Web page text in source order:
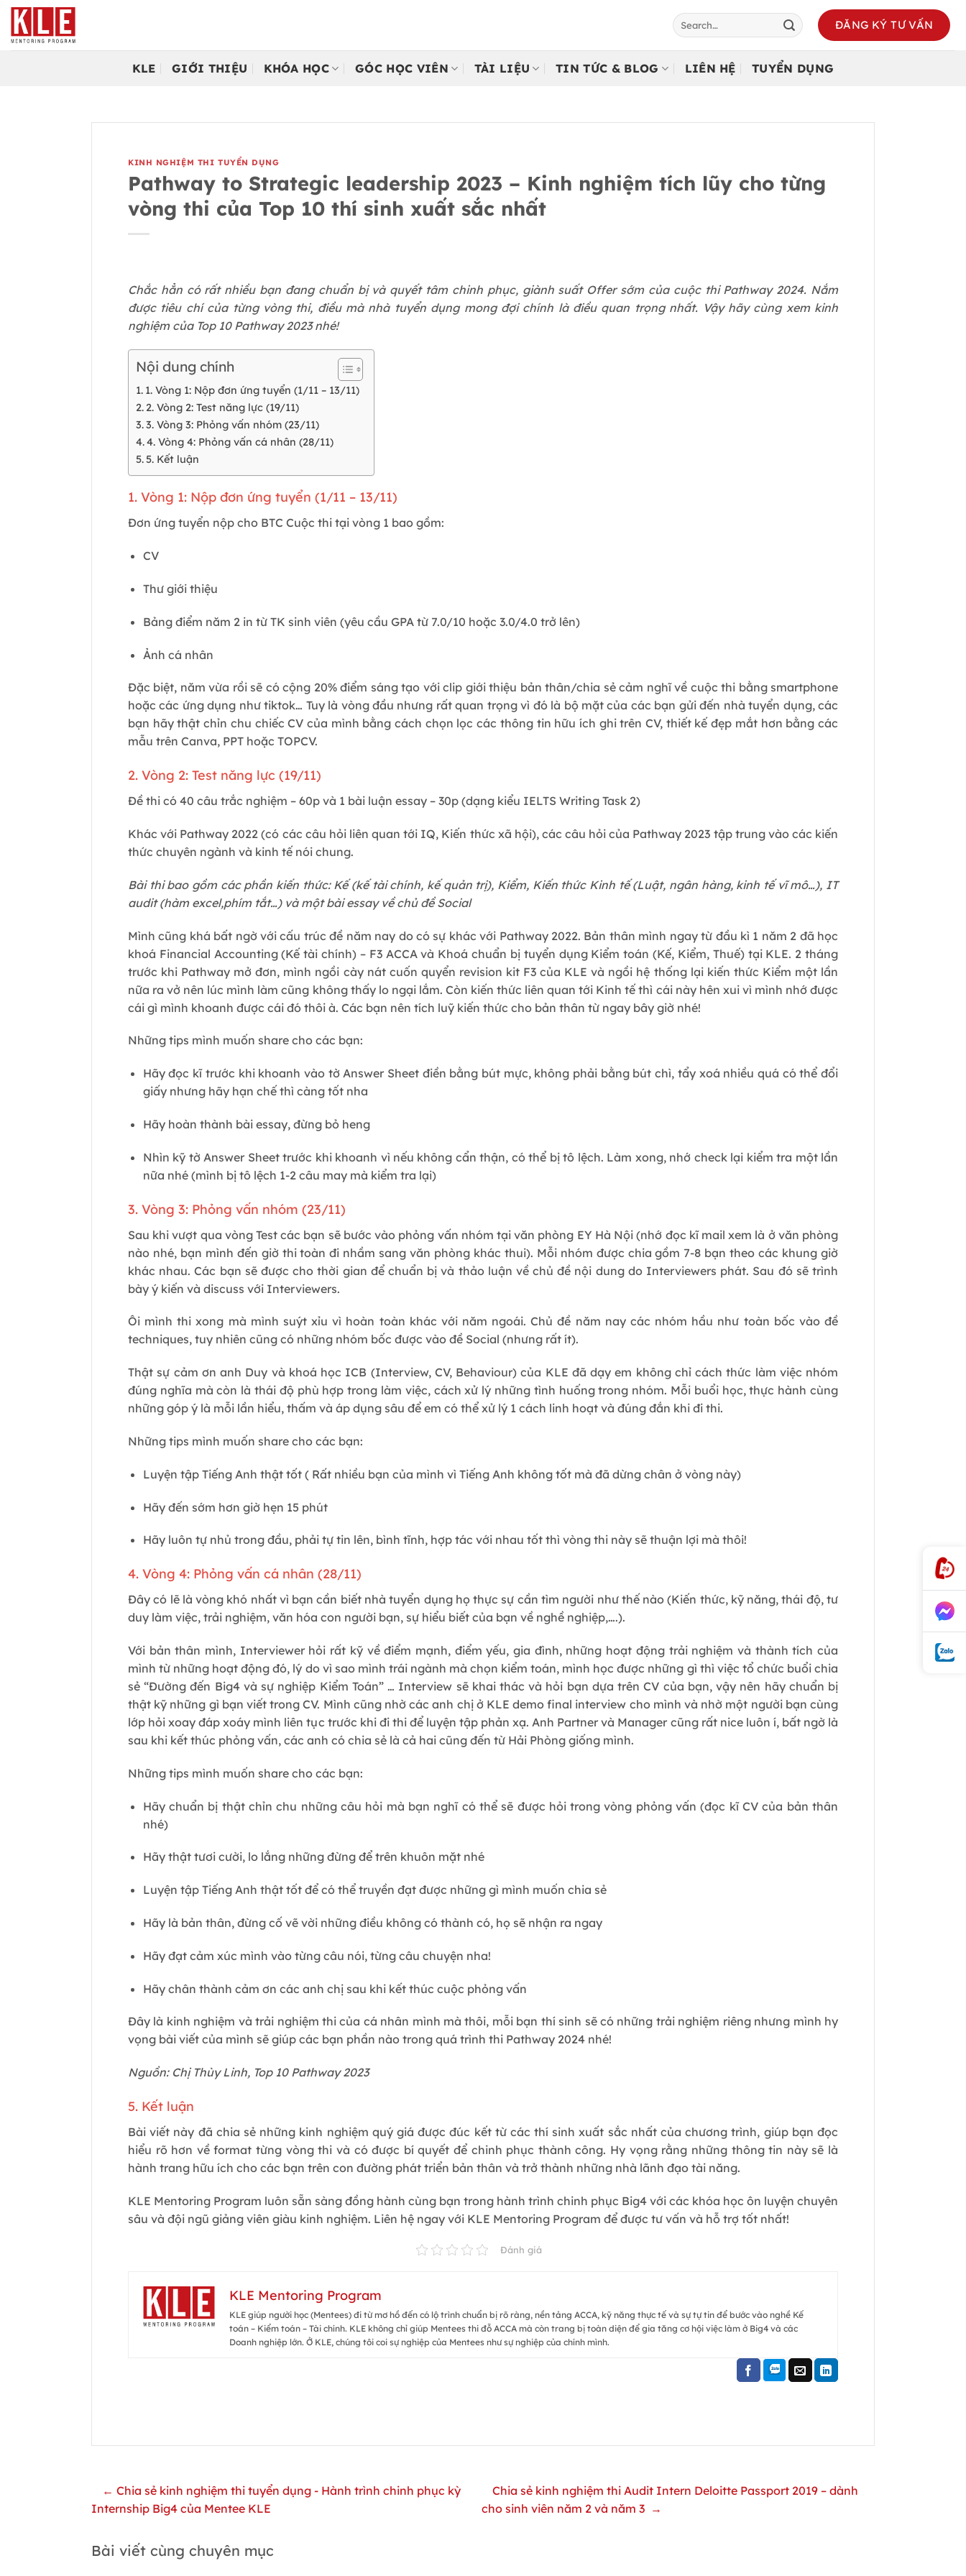
Bỏ
qua
nội
ĐĂNG KÝ TƯ VẤN
KLE GIỚI THIỆU KHÓA HỌC GÓC HỌC VIÊN TÀI LIỆU TIN TỨC & BLOG LIÊN HỆ TUYỂN DỤNG
KINH NGHIỆM THI TUYỂN DỤNG
Pathway to Strategic leadership 2023 – Kinh nghiệm tích lũy cho từng
vòng thi của Top 10 thí sinh xuất sắc nhất
Chắc hẳn có rất nhiều bạn đang chuẩn bị và quyết tâm chinh phục, giành suất Offer sớm của cuộc thi Pathway 2024. Nắm
được tiêu chí của từng vòng thi, điều mà nhà tuyển dụng mong đợi chính là điều quan trọng nhất. Vậy hãy cùng xem kinh
nghiệm của Top 10 Pathway 2023 nhé!
Nội dung chính
1. Vòng 1: Nộp đơn ứng tuyển (1/11 – 13/11)
2. Vòng 2: Test năng lực (19/11)
3. Vòng 3: Phỏng vấn nhóm (23/11)
4. Vòng 4: Phỏng vấn cá nhân (28/11)
5. Kết luận
1. Vòng 1: Nộp đơn ứng tuyển (1/11 – 13/11)
Đơn ứng tuyển nộp cho BTC Cuộc thi tại vòng 1 bao gồm:
CV
Thư giới thiệu
Bảng điểm năm 2 in từ TK sinh viên (yêu cầu GPA từ 7.0/10 hoặc 3.0/4.0 trở lên)
Ảnh cá nhân
Đặc biệt, năm vừa rồi sẽ có cộng 20% điểm sáng tạo với clip giới thiệu bản thân/chia sẻ cảm nghĩ về cuộc thi bằng smartphone
hoặc các ứng dụng như tiktok… Tuy là vòng đầu nhưng rất quan trọng vì đó là bộ mặt của các bạn gửi đến nhà tuyển dụng, các
bạn hãy thật chỉn chu chiếc CV của mình bằng cách chọn lọc các thông tin hữu ích ghi trên CV, thiết kế đẹp mắt hơn bằng các
mẫu trên Canva, PPT hoặc TOPCV.
2. Vòng 2: Test năng lực (19/11)
Đề thi có 40 câu trắc nghiệm – 60p và 1 bài luận essay – 30p (dạng kiểu IELTS Writing Task 2)
Khác với Pathway 2022 (có các câu hỏi liên quan tới IQ, Kiến thức xã hội), các câu hỏi của Pathway 2023 tập trung vào các kiến
thức chuyên ngành và kinh tế nói chung.
Bài thi bao gồm các phần kiến thức: Kế (kế tài chính, kế quản trị), Kiểm, Kiến thức Kinh tế (Luật, ngân hàng, kinh tế vĩ mô…), IT
audit (hàm excel,phím tắt…) và một bài essay về chủ đề Social
Mình cũng khá bất ngờ với cấu trúc đề năm nay do có sự khác với Pathway 2022. Bản thân mình ngay từ đầu kì 1 năm 2 đã học
khoá Financial Accounting (Kế tài chính) – F3 ACCA và Khoá chuẩn bị tuyển dụng Kiểm toán (Kế, Kiểm, Thuế) tại KLE. 2 tháng
trước khi Pathway mở đơn, mình ngồi cày nát cuốn quyển revision kit F3 của KLE và ngồi hệ thống lại kiến thức Kiểm một lần
nữa ra vở nên lúc mình làm cũng không thấy lo ngại lắm. Còn kiến thức liên quan tới Kinh tế thì cái này hên xui vì mình nhớ được
cái gì mình khoanh được cái đó thôi à. Các bạn nên tích luỹ kiến thức cho bản thân từ ngay bây giờ nhé!
Những tips mình muốn share cho các bạn:
Hãy đọc kĩ trước khi khoanh vào tờ Answer Sheet điền bằng bút mực, không phải bằng bút chì, tẩy xoá nhiều quá có thể đổi
giấy nhưng hãy hạn chế thì càng tốt nha
Hãy hoàn thành bài essay, đừng bỏ heng
Nhìn kỹ tờ Answer Sheet trước khi khoanh vì nếu không cẩn thận, có thể bị tô lệch. Làm xong, nhớ check lại kiểm tra một lần
nữa nhé (mình bị tô lệch 1-2 câu may mà kiểm tra lại)
3. Vòng 3: Phỏng vấn nhóm (23/11)
Sau khi vượt qua vòng Test các bạn sẽ bước vào phỏng vấn nhóm tại văn phòng EY Hà Nội (nhớ đọc kĩ mail xem là ở văn phòng
nào nhé, bạn mình đến giờ thi toàn đi nhầm sang văn phòng khác thui). Mỗi nhóm được chia gồm 7-8 bạn theo các khung giờ
khác nhau. Các bạn sẽ được cho thời gian để chuẩn bị và thảo luận về chủ đề nội dung do Interviewers phát. Sau đó sẽ trình
bày ý kiến và discuss với Interviewers.
Ôi mình thi xong mà mình suýt xỉu vì hoàn toàn khác với năm ngoái. Chủ đề năm nay các nhóm hầu như toàn bốc vào đề
techniques, tuy nhiên cũng có những nhóm bốc được vào đề Social (nhưng rất ít).
Thật sự cảm ơn anh Duy và khoá học ICB (Interview, CV, Behaviour) của KLE đã dạy em không chỉ cách thức làm việc nhóm
đúng nghĩa mà còn là thái độ phù hợp trong làm việc, cách xử lý những tình huống trong nhóm. Mỗi buổi học, thực hành cùng
những góp ý là mỗi lần hiểu, thấm và áp dụng sâu để em có thể xử lý 1 cách linh hoạt và đúng đắn khi đi thi.
Những tips mình muốn share cho các bạn:
Luyện tập Tiếng Anh thật tốt ( Rất nhiều bạn của mình vì Tiếng Anh không tốt mà đã dừng chân ở vòng này)
Hãy đến sớm hơn giờ hẹn 15 phút
Hãy luôn tự nhủ trong đầu, phải tự tin lên, bình tĩnh, hợp tác với nhau tốt thì vòng thi này sẽ thuận lợi mà thôi!
4. Vòng 4: Phỏng vấn cá nhân (28/11)
Đây có lẽ là vòng khó nhất vì bạn cần biết nhà tuyển dụng họ thực sự cần tìm người như thế nào (Kiến thức, kỹ năng, thái độ, tư
duy làm việc, trải nghiệm, văn hóa con người bạn, sự hiểu biết của bạn về nghề nghiệp,….).
Với bản thân mình, Interviewer hỏi rất kỹ về điểm mạnh, điểm yếu, gia đình, những hoạt động trải nghiệm và thành tích của
mình từ những hoạt động đó, lý do vì sao mình trái ngành mà chọn kiểm toán, mình học được những gì thì việc tổ chức buổi chia
sẻ “Đường đến Big4 và sự nghiệp Kiểm Toán” … Interview sẽ khai thác và hỏi bạn dựa trên CV của bạn, vậy nên hãy chuẩn bị
thật kỹ những gì bạn viết trong CV. Mình cũng nhờ các anh chị ở KLE demo final interview cho mình và nhờ một người bạn cùng
lớp hỏi xoay đáp xoáy mình liên tục trước khi đi thi để luyện tập phản xạ. Anh Partner và Manager cũng rất nice luôn í, bất ngờ là
sau khi kết thúc phỏng vấn, các anh có chia sẻ là cả hai cũng đến từ Hải Phòng giống mình.
Những tips mình muốn share cho các bạn:
Hãy chuẩn bị thật chỉn chu những câu hỏi mà bạn nghĩ có thể sẽ được hỏi trong vòng phỏng vấn (đọc kĩ CV của bản thân
nhé)
Hãy thật tươi cười, lo lắng những đừng để trên khuôn mặt nhé
Luyện tập Tiếng Anh thật tốt để có thể truyền đạt được những gì mình muốn chia sẻ
Hãy là bản thân, đừng cố vẽ vời những điều không có thành có, họ sẽ nhận ra ngay
Hãy đạt cảm xúc mình vào từng câu nói, từng câu chuyện nha!
Hãy chân thành cảm ơn các anh chị sau khi kết thúc cuộc phỏng vấn
Đây là kinh nghiệm và trải nghiệm thi của cá nhân mình mà thôi, mỗi bạn thí sinh sẽ có những trải nghiệm riêng nhưng mình hy
vọng bài viết của mình sẽ giúp các bạn phần nào trong quá trình thi Pathway 2024 nhé!
Nguồn: Chị Thùy Linh, Top 10 Pathway 2023
5. Kết luận
Bài viết này đã chia sẻ những kinh nghiệm quý giá được đúc kết từ các thí sinh xuất sắc nhất của chương trình, giúp bạn đọc
hiểu rõ hơn về format từng vòng thi và có được bí quyết để chinh phục thành công. Hy vọng rằng những thông tin này sẽ là
hành trang hữu ích cho các bạn trên con đường phát triển bản thân và trở thành những nhà lãnh đạo tài năng.
KLE Mentoring Program luôn sẵn sàng đồng hành cùng bạn trong hành trình chinh phục Big4 với các khóa học ôn luyện chuyên
sâu và đội ngũ giảng viên giàu kinh nghiệm. Liên hệ ngay với KLE Mentoring Program để được tư vấn và hỗ trợ tốt nhất!
Đánh giá
KLE Mentoring Program
KLE giúp người học (Mentees) đi từ mơ hồ đến có lộ trình chuẩn bị rõ ràng, nền tảng ACCA, kỹ năng thực tế và sự tự tin để bước vào nghề Kế
toán – Kiểm toán – Tài chính. KLE không chỉ giúp Mentees thi đỗ ACCA mà còn trang bị toàn diện để gia tăng cơ hội việc làm ở Big4 và các
Doanh nghiệp lớn. Ở KLE, chúng tôi coi sự nghiệp của Mentees như sự nghiệp của chính mình.
← Chia sẻ kinh nghiệm thi tuyển dụng - Hành trình chinh phục kỳ
Internship Big4 của Mentee KLE
Chia sẻ kinh nghiệm thi Audit Intern Deloitte Passport 2019 – dành
cho sinh viên năm 2 và năm 3 →
Bài viết cùng chuyên mục